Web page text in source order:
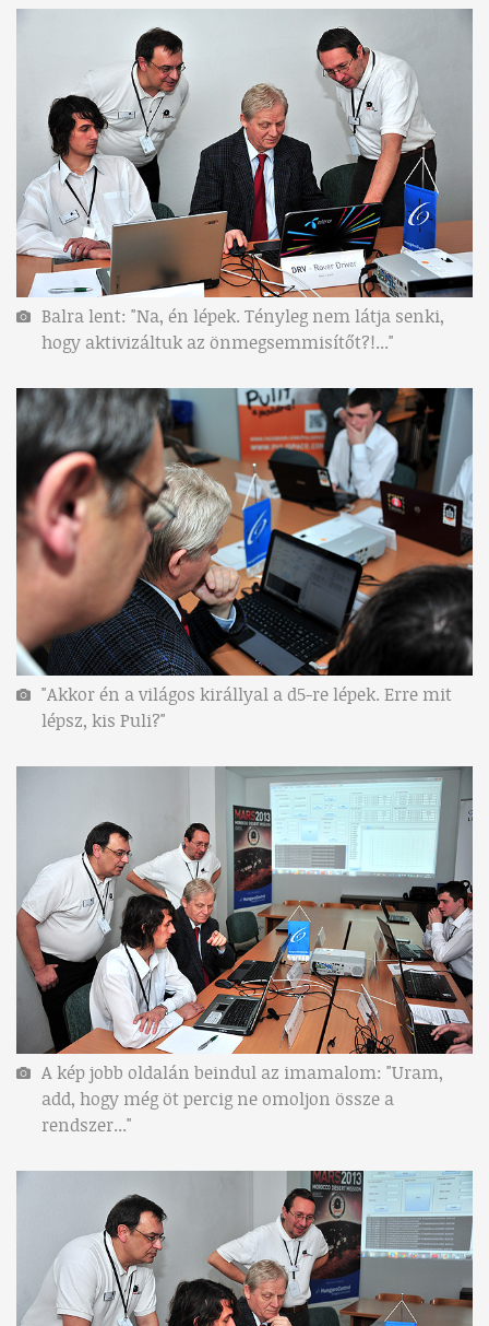
Balra lent: "Na, én lépek. Tényleg nem látja senki,
hogy aktivizáltuk az önmegsemmisítőt?!..."
"Akkor én a világos királlyal a d5-re lépek. Erre mit
lépsz, kis Puli?"
A kép jobb oldalán beindul az imamalom: "Uram,
add, hogy még öt percig ne omoljon össze a
rendszer..."